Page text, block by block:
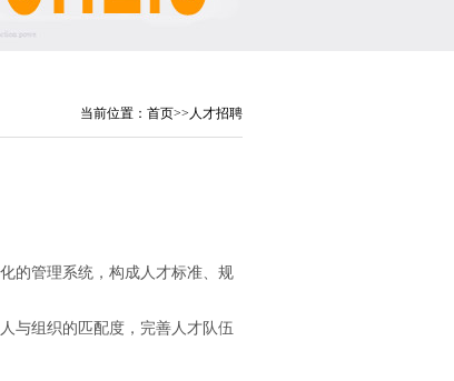
当前位置： 首页>> 人才招聘
的管理系统，构成人才标准、规
与组织的匹配度，完善人才队伍